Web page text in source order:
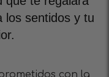
los sentidos y tu
con la